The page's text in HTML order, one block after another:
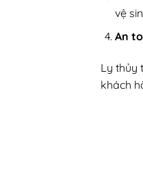
vệ
An
Ly thủy
khách